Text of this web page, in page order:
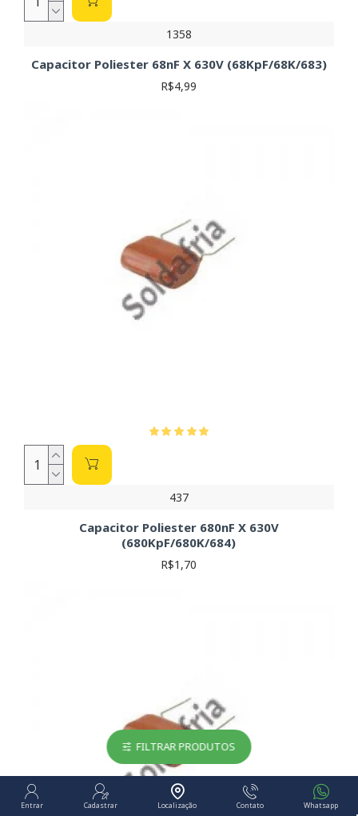
1358
Capacitor Poliester 68nF X 630V (68KpF/68K/683)
R$4,99
437
Capacitor Poliester 680nF X 630V
(680KpF/680K/684)
R$1,70
Entrar Cadastrar Localização Contato Whatsapp
FILTRAR PRODUTOS